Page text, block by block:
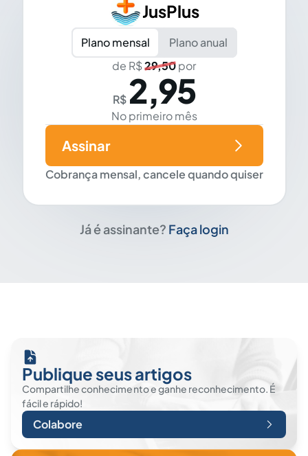
JusPlus
Plano mensal
Plano anual
de R$29,50por
R$ 2,95
No primeiro mês
Cobrança mensal, cancele quando quiser
Assinar
Já é assinante? Faça login
Publique seus artigos
Compartilhe conhecimento e ganhe reconhecimento. É
fácil e rápido!
Colabore